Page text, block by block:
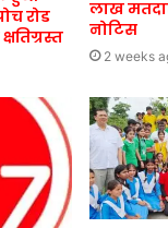
रोड
लाख
नोटिस
2 weeks